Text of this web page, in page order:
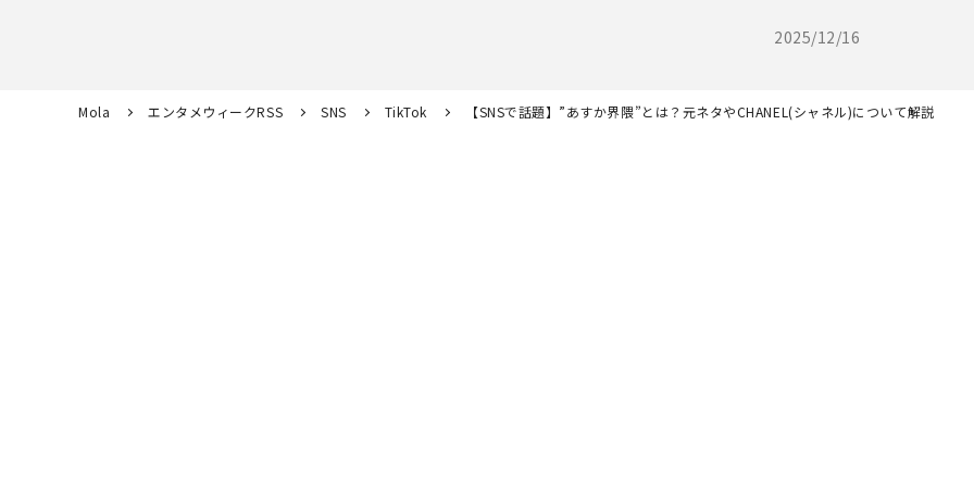
2025/12/16
Mola エンタメウィークRSS SNS TikTok 【SNSで話題】”あすか界隈”とは？元ネタやCHANEL(シャネル)について解説